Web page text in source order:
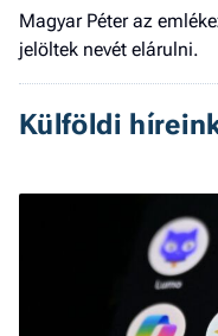
Magyar Péter az
jelöltek nevét elárulni.
Külföldi